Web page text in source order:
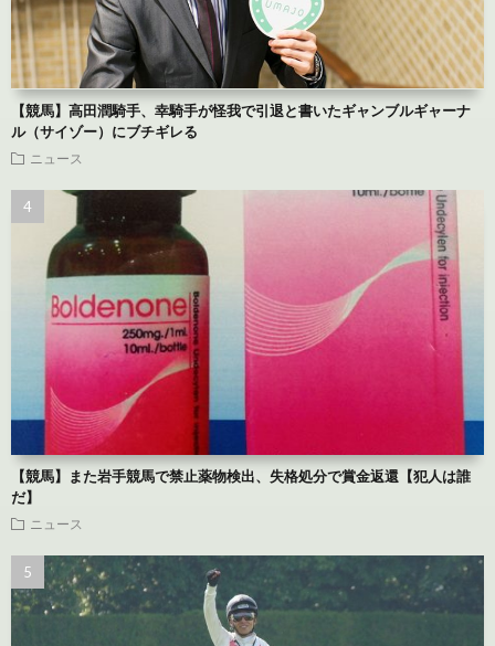
【競馬】高田潤騎手、幸騎手が怪我で引退と書いたギャンブルギャーナ
ル（サイゾー）にブチギレる
ニュース
【競馬】また岩手競馬で禁止薬物検出、失格処分で賞金返還【犯人は誰
だ】
ニュース